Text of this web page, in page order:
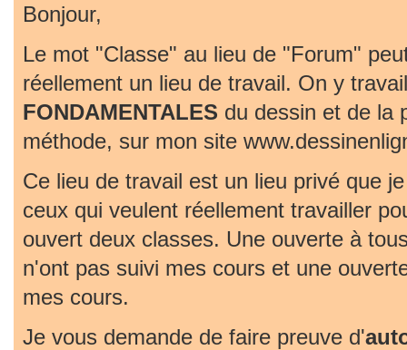
Bonjour,
Le mot "Classe" au lieu de "Forum"
réellement un lieu de travail. On y
FONDAMENTALES du dessin et de la
méthode, sur mon site
Ce lieu de travail est un lieu privé que
ceux qui veulent réellement travailler
ouvert deux classes. Une ouverte à
n'ont pas suivi mes cours et une
mes cours.
Je vous demande de faire preuve d'